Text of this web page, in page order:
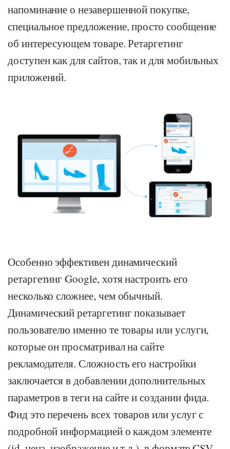
напоминание о незавершенной покупке,
специальное предложение, просто сообщение
об интересующем товаре. Ретаргетинг
доступен как для сайтов, так и для мобильных
приложений.
Особенно эффективен динамический
ретаргетинг Google, хотя настроить его
несколько сложнее, чем обычный.
Динамический ретаргетинг показывает
пользователю именно те товары или услуги,
которые он просматривал на сайте
рекламодателя. Сложность его настройки
заключается в добавлении дополнительных
параметров в теги на сайте и создании фида.
Фид это перечень всех товаров или услуг с
подробной информацией о каждом элементе